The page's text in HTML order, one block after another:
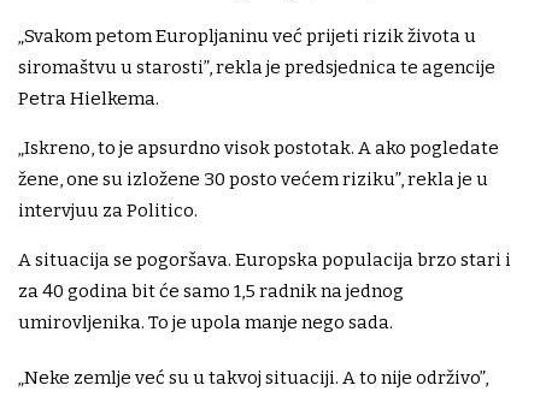
„Svakom petom Europljaninu već prijeti rizik života u
siromaštvu u starosti”, rekla je predsjednica te agencije
Petra Hielkema.
„Iskreno, to je apsurdno visok postotak. A ako pogledate
žene, one su izložene 30 posto većem riziku”, rekla je u
intervjuu za Politico.
A situacija se pogoršava. Europska populacija brzo stari i
za 40 godina bit će samo 1,5 radnik na jednog
umirovljenika. To je upola manje nego sada.
„Neke zemlje već su u takvoj situaciji. A to nije održivo”,